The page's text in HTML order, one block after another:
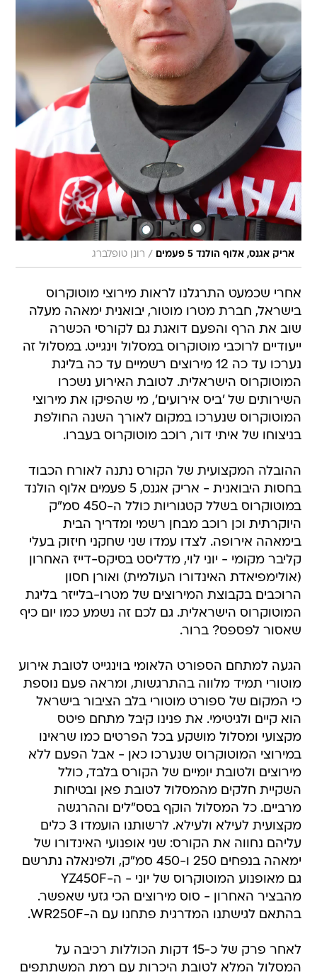
אריק אגנס, אלוף הולנד 5 פעמים / רונן טופלברג
אחרי שכמעט התרגלנו לראות מירוצי מוטוקרוס
בישראל, חברת מטרו מוטור, יבואנית ימאהה מעלה
שוב את הרף והפעם דואגת גם לקורסי הכשרה
ייעודיים לרוכבי מוטוקרוס במסלול וינגייט. במסלול זה
נערכו עד כה 12 מירוצים רשמיים עד כה בליגת
המוטוקרוס הישראלית. לטובת האירוע נשכרו
השירותים של 'ביס אירועים', מי שהפיקו את מירוצי
המוטוקרוס שנערכו במקום לאורך השנה החולפת
בניצוחו של איתי דור, רוכב מוטוקרוס בעברו.
ההובלה המקצועית של הקורס נתנה לאורח הכבוד
בחסות היבואנית - אריק אגנס, 5 פעמים אלוף הולנד
במוטוקרוס בשלל קטגוריות כולל ה-450 סמ"ק
היוקרתית וכן רוכב מבחן רשמי ומדריך הבית
בימאהה אירופה. לצדו עמדו שני שחקני חיזוק בעלי
קליבר מקומי - יוני לוי, מדליסט בסיקס-דייז האחרון
(אולימפיאדת האינדורו העולמית) ואורן חסון
הרוכבים בקבוצת המירוצים של מטרו-בלייזר בליגת
המוטוקרוס הישראלית. גם לכם זה נשמע כמו יום כיף
שאסור לפספס? ברור.
הגעה למתחם הספורט הלאומי בוינגייט לטובת אירוע
מוטורי תמיד מלווה בהתרגשות, ומראה פעם נוספת
כי המקום של ספורט מוטורי בלב הציבור בישראל
הוא קיים ולגיטימי. את פנינו קיבל מתחם פיטס
מקצועי ומסלול מושקע בכל הפרטים כמו שראינו
במירוצי המוטוקרוס שנערכו כאן - אבל הפעם ללא
מירוצים ולטובת יומיים של הקורס בלבד, כולל
השקיית חלקים מהמסלול לטובת פאן ובטיחות
מרביים. כל המסלול הוקף בסס"לים וההרגשה
מקצועית לעילא ולעילא. לרשותנו הועמדו 3 כלים
עליהם נחווה את הקורס: שני אופנועי האינדורו של
ימאהה בנפחים 250 ו-450 סמ"ק, ולפינאלה נתרשם
גם מאופנוע המוטוקרוס של יוני - ה-YZ450F
מהבציר האחרון - סוס מירוצים הכי גזעי שאפשר.
בהתאם לגישתנו המדרגית פתחנו עם ה-WR250F.
לאחר פרק של כ-15 דקות הכוללות רכיבה על
המסלול המלא לטובת היכרות עם רמת המשתתפים